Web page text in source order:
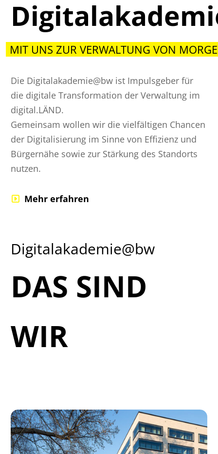
MIT UNS ZUR VERWALTUNG VON
Die Digitalakademie@bw ist Impulsgeber für
die digitale Transformation der Verwaltung im
digital.LÄND.
Gemeinsam wollen wir die vielfältigen Chancen
der Digitalisierung im Sinne von Effizienz und
Bürgernähe sowie zur Stärkung des Standorts
nutzen.
Mehr erfahren
Digitalakademie@bw
DAS SIND
WIR